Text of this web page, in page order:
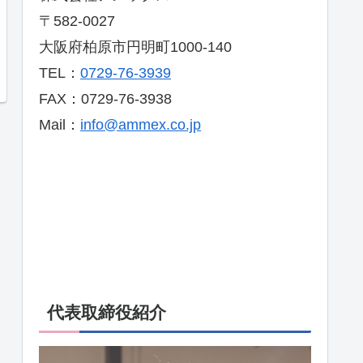
〒582-0027
大阪府柏原市円明町1000-140
TEL： 0729-76-3939
FAX：0729-76-3938
Mail： info@ammex.co.jp
代表取締役紹介